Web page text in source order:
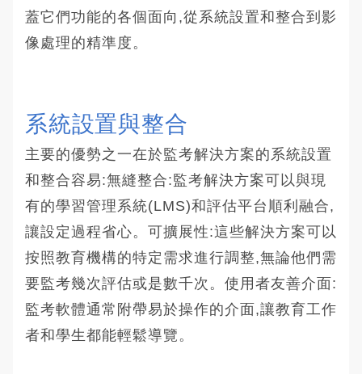
蓋它們功能的各個面向,從系統設置和整合到影
像處理的精準度。
系統設置與整合
主要的優勢之一在於監考解決方案的系統設置
和整合容易:無縫整合:監考解決方案可以與現
有的學習管理系統(LMS)和評估平台順利融合,
讓設定過程省心。可擴展性:這些解決方案可以
按照教育機構的特定需求進行調整,無論他們需
要監考幾次評估或是數千次。使用者友善介面:
監考軟體通常附帶易於操作的介面,讓教育工作
者和學生都能輕鬆導覽。